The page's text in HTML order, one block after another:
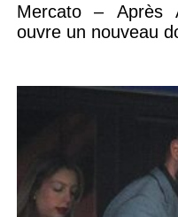
Mercato – Après
ouvre un nouveau